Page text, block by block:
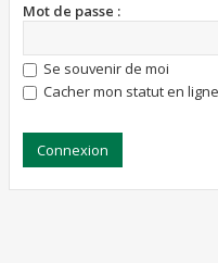
Mot de passe :
Se souvenir de moi
Cacher mon statut en